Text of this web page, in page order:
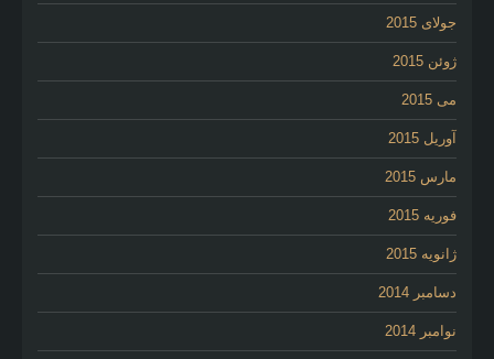
جولای 2015
ژوئن 2015
می 2015
آوریل 2015
مارس 2015
فوریه 2015
ژانویه 2015
دسامبر 2014
نوامبر 2014